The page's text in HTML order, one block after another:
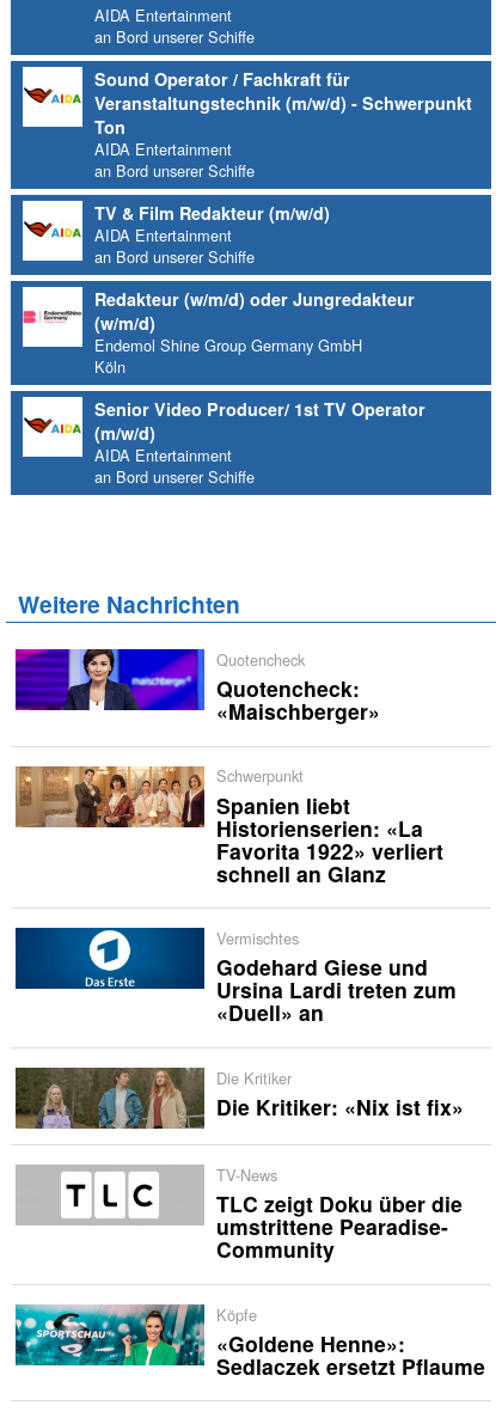
AIDA Entertainment
an Bord unserer Schiffe
Sound Operator / Fachkraft für
Veranstaltungstechnik (m/w/d) - Schwerpunkt
Ton
AIDA Entertainment
an Bord unserer Schiffe
TV & Film Redakteur (m/w/d)
AIDA Entertainment
an Bord unserer Schiffe
Redakteur (w/m/d) oder Jungredakteur
(w/m/d)
Endemol Shine Group Germany GmbH
Köln
Senior Video Producer/ 1st TV Operator
(m/w/d)
AIDA Entertainment
an Bord unserer Schiffe
Weitere Nachrichten
Quotencheck
Quotencheck:
«Maischberger»
Schwerpunkt
Spanien liebt
Historienserien: «La
Favorita 1922» verliert
schnell an Glanz
Vermischtes
Godehard Giese und
Ursina Lardi treten zum
«Duell» an
Die Kritiker
Die Kritiker: «Nix ist fix»
TV-News
TLC zeigt Doku über die
umstrittene Pearadise-
Community
Köpfe
«Goldene Henne»:
Sedlaczek ersetzt Pflaume